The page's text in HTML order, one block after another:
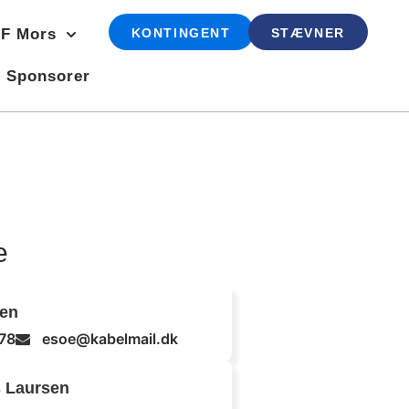
Mors
Sponsorer
KONTINGENT STÆVNER
esoe@kabelmail.dk
Laursen